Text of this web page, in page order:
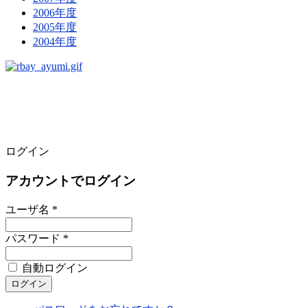
2006年度
2005年度
2004年度
ログイン
アカウントでログイン
ユーザ名 *
パスワード *
自動ログイン